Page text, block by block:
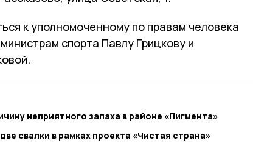
к уполномоченному по правам человека
спорта Павлу Грицкову и
неприятного запаха в районе «Пигмента»
свалки в рамках проекта «Чистая страна»